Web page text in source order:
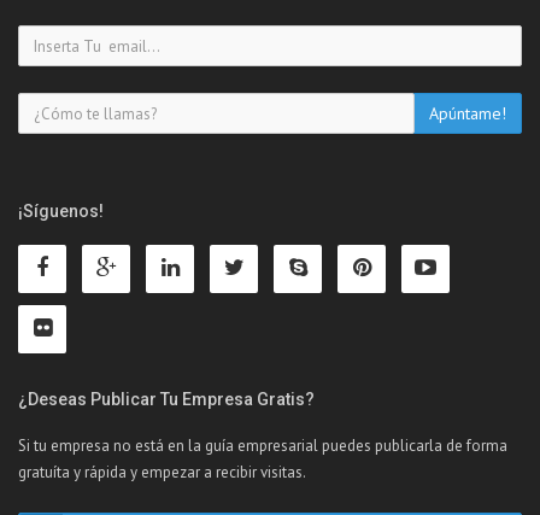
¡Síguenos!
¿Deseas Publicar Tu Empresa Gratis?
Si tu empresa no está en la guía empresarial puedes publicarla de forma
gratuíta y rápida y empezar a recibir visitas.